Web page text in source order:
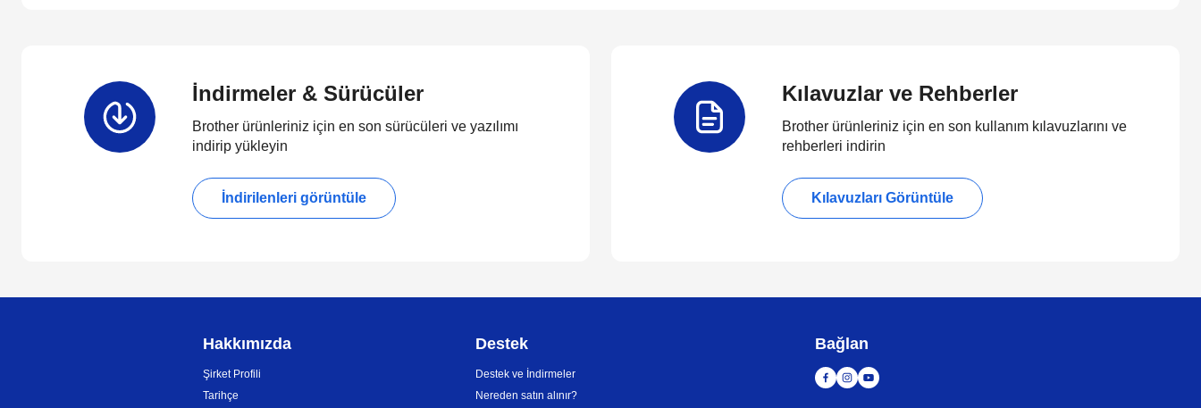
İndirmeler & Sürücüler
Brother ürünleriniz için en son sürücüleri ve yazılımı
indirip yükleyin
İndirilenleri görüntüle
Kılavuzlar ve Rehberler
Brother ürünleriniz için en son kullanım kılavuzlarını ve
rehberleri indirin
Kılavuzları Görüntüle
Hakkımızda
Şirket Profili
Tarihçe
Destek
Destek ve İndirmeler
Nereden satın alınır?
Bağlan